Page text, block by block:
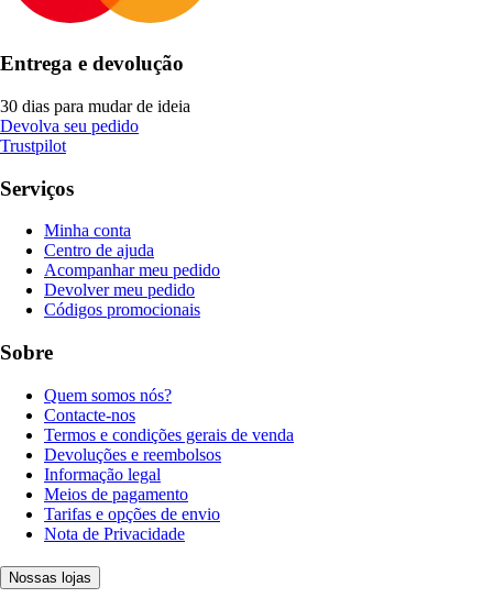
Entrega e devolução
30 dias para mudar de ideia
Devolva seu pedido
Trustpilot
Serviços
Minha conta
Centro de ajuda
Acompanhar meu pedido
Devolver meu pedido
Códigos promocionais
Sobre
Quem somos nós?
Contacte-nos
Termos e condições gerais de venda
Devoluções e reembolsos
Informação legal
Meios de pagamento
Tarifas e opções de envio
Nota de Privacidade
Nossas lojas